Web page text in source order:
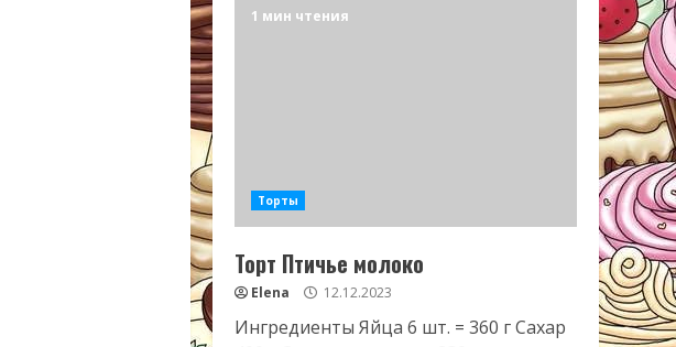
1 мин чтения
Торты
Торт Птичье молоко
Elena 12.12.2023
Ингредиенты Яйца 6 шт. = 360 г Сахар